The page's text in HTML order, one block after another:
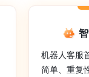
机器人客服
简单、重复